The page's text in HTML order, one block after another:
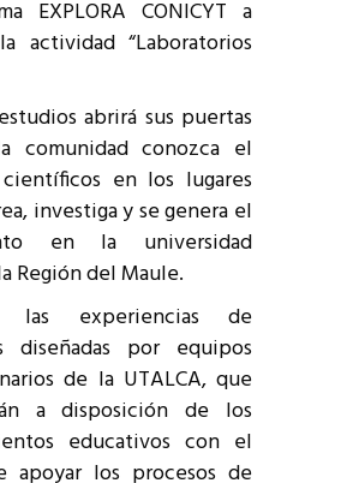
EXPLORA CONICYT a
actividad “Laboratorios
abrirá sus puertas
comunidad conozca el
en los lugares
investiga y se genera el
en la universidad
Región del Maule.
las experiencias de
diseñadas por equipos
de la UTALCA, que
a disposición de los
educativos con el
apoyar los procesos de